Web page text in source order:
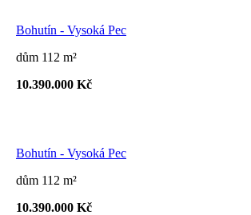
Bohutín - Vysoká Pec
dům 112 m²
10.390.000 Kč
Bohutín - Vysoká Pec
dům 112 m²
10.390.000 Kč